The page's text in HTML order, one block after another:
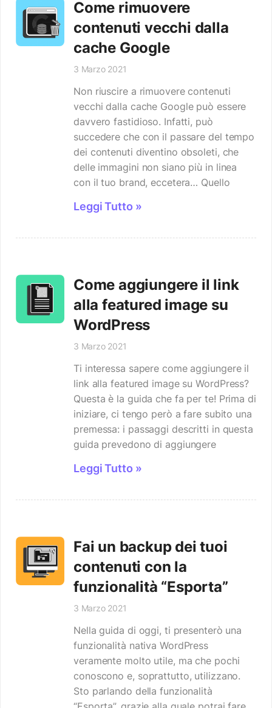
Come rimuovere
contenuti vecchi dalla
cache Google
3 Marzo 2021
Non riuscire a rimuovere contenuti
vecchi dalla cache Google può essere
davvero fastidioso. Infatti, può
succedere che con il passare del tempo
dei contenuti diventino obsoleti, che
delle immagini non siano più in linea
con il tuo brand, eccetera… Quello
Leggi Tutto »
Come aggiungere il link
alla featured image su
WordPress
3 Marzo 2021
Ti interessa sapere come aggiungere il
link alla featured image su WordPress?
Questa è la guida che fa per te! Prima di
iniziare, ci tengo però a fare subito una
premessa: i passaggi descritti in questa
guida prevedono di aggiungere
Leggi Tutto »
Fai un backup dei tuoi
contenuti con la
funzionalità “Esporta”
3 Marzo 2021
Nella guida di oggi, ti presenterò una
funzionalità nativa WordPress
veramente molto utile, ma che pochi
conoscono e, soprattutto, utilizzano.
Sto parlando della funzionalità